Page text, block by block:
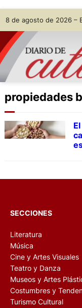
Skip
to
content
8 de agosto de 2026 –
propiedades
SECCIONES
Literatura
Música
Cine y Artes Visuales
Teatro y Danza
Museos y Artes
Costumbres y
Turismo Cultural